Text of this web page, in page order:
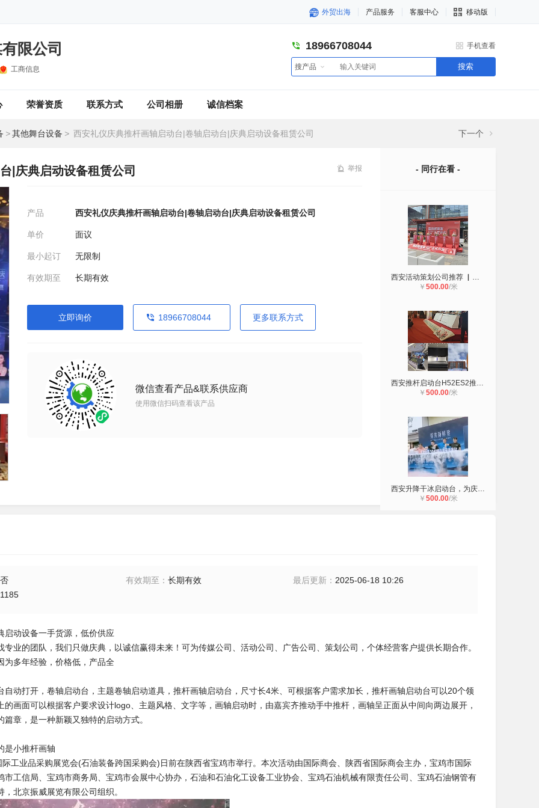
外贸出海 产品服务 客服中心 移动版
限公司
工商信息
18966708044 手机查看
搜产品 搜索
荣誉资质 联系方式 公司相册 诚信档案
>其他舞台设备 > 西安礼仪庆典推杆画轴启动台|卷轴启动台|庆典启动设备租赁公司 下一个
|庆典启动设备租赁公司 举报
产品 西安礼仪庆典推杆画轴启动台|卷轴启动台|庆典启动设备租赁公司
单价 面议
最小起订 无限制
有效期至 长期有效
立即询价 18966708044 更多联系方式
微信查看产品&联系供应商
使用微信扫码查看该产品
- 同行在看 -
西安活动策划公司推荐 ▏各种启动道
￥ 500.00/米
西安推杆启动台H52ES2推杆卷轴推杆鎏
￥ 500.00/米
西安升降干冰启动台，为庆典注入神秘
￥ 500.00/米
否 有效期至 ： 长期有效 最后更新 ： 2025-06-18 10:26
1185
启动设备一手货源，低价供应
专业的团队，我们只做庆典，以诚信赢得未来！可为传媒公司、活动公司、广告公司、策划公司，个体经营客户提供长期合作。
为多年经验，价格低，产品全
自动打开，卷轴启动台，主题卷轴启动道具，推杆画轴启动台，尺寸长4米、可根据客户需求加长，推杆画轴启动台可以20个领
的画面可以根据客户要求设计logo、主题风格、文字等，画轴启动时，由嘉宾齐推动手中推杆，画轴呈正面从中间向两边展开，
篇章，是一种新颖又独特的启动方式。
是小推杆画轴
工业品采购展览会(石油装备跨国采购会)日前在陕西省宝鸡市举行。本次活动由国际商会、陕西省国际商会主办，宝鸡市国际
市工信局、宝鸡市商务局、宝鸡市会展中心协办，石油和石油化工设备工业协会、宝鸡石油机械有限责任公司、宝鸡石油钢管有
，北京振威展览有限公司组织。